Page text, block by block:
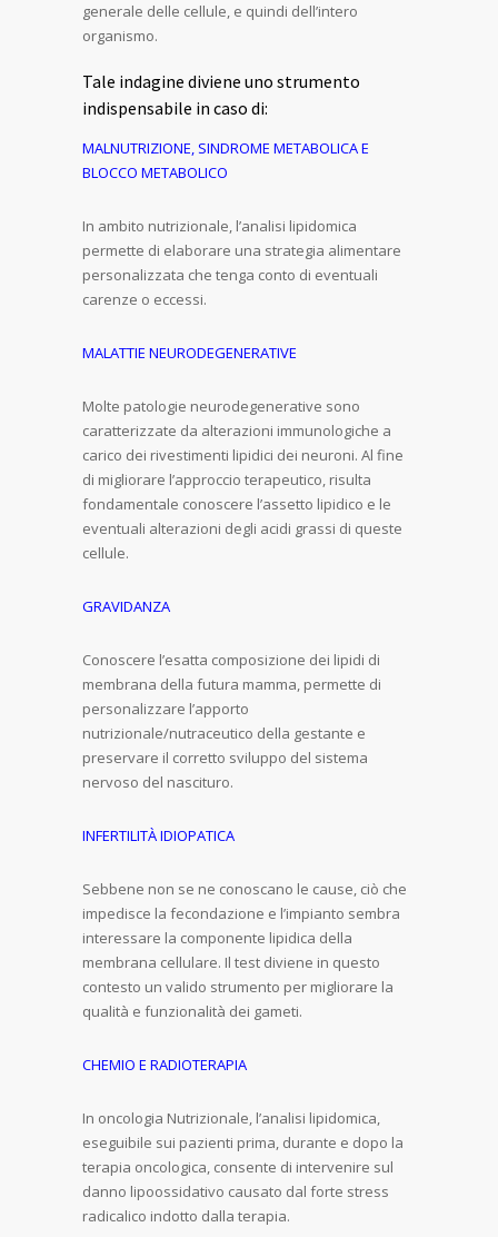
generale delle cellule, e quindi dell’intero
organismo.
Tale indagine diviene uno strumento
indispensabile in caso di:
MALNUTRIZIONE, SINDROME METABOLICA E
BLOCCO METABOLICO
In ambito nutrizionale, l’analisi lipidomica
permette di elaborare una strategia alimentare
personalizzata che tenga conto di eventuali
carenze o eccessi.
MALATTIE NEURODEGENERATIVE
Molte patologie neurodegenerative sono
caratterizzate da alterazioni immunologiche a
carico dei rivestimenti lipidici dei neuroni. Al fine
di migliorare l’approccio terapeutico, risulta
fondamentale conoscere l’assetto lipidico e le
eventuali alterazioni degli acidi grassi di queste
cellule.
GRAVIDANZA
Conoscere l’esatta composizione dei lipidi di
membrana della futura mamma, permette di
personalizzare l’apporto
nutrizionale/nutraceutico della gestante e
preservare il corretto sviluppo del sistema
nervoso del nascituro.
INFERTILITÀ IDIOPATICA
Sebbene non se ne conoscano le cause, ciò che
impedisce la fecondazione e l’impianto sembra
interessare la componente lipidica della
membrana cellulare. Il test diviene in questo
contesto un valido strumento per migliorare la
qualità e funzionalità dei gameti.
CHEMIO E RADIOTERAPIA
In oncologia Nutrizionale, l’analisi lipidomica,
eseguibile sui pazienti prima, durante e dopo la
terapia oncologica, consente di intervenire sul
danno lipoossidativo causato dal forte stress
radicalico indotto dalla terapia.